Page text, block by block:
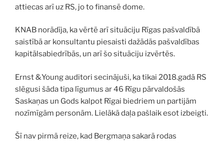
attiecas arī uz RS, jo to finansē dome.
KNAB norādīja, ka vērtē arī situāciju Rīgas pašvaldībā
saistībā ar konsultantu piesaisti dažādās pašvaldības
kapitālsabiedrībās, un arī šo situāciju izvērtēs.
Ernst &Young auditori secinājuši, ka tikai 2018.gadā RS
slēgusi šāda tipa līgumus ar 46 Rīgu pārvaldošās
Saskaņas un Gods kalpot Rīgai biedriem un partijām
nozīmīgām personām. Lielākā daļa pašlaik esot izbeigti.
Šī nav pirmā reize, kad Bergmaņa sakarā rodas